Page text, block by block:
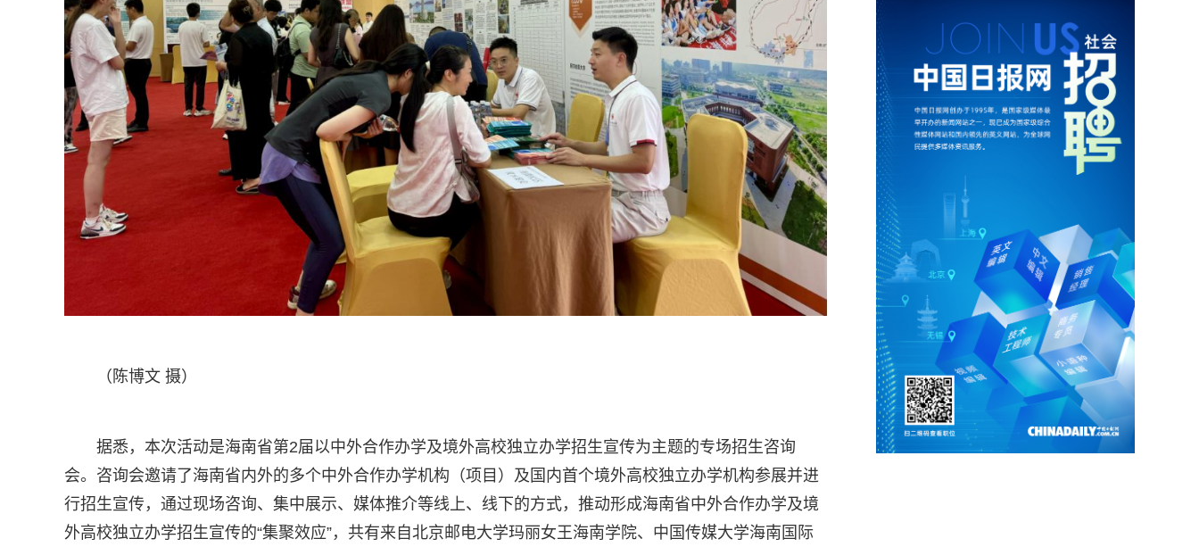
（陈博文 摄）
据悉，本次活动是海南省第2届以中外合作办学及境外高校独立办学招生宣传为主题的专场招生咨询
会。咨询会邀请了海南省内外的多个中外合作办学机构（项目）及国内首个境外高校独立办学机构参展并进
行招生宣传，通过现场咨询、集中展示、媒体推介等线上、线下的方式，推动形成海南省中外合作办学及境
外高校独立办学招生宣传的“集聚效应”，共有来自北京邮电大学玛丽女王海南学院、中国传媒大学海南国际